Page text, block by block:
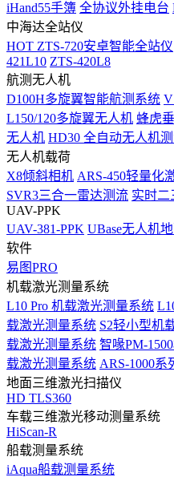
iHand55手簿 全协议外挂电台
中海达全站仪
HOT ZTS-720安卓智能全站仪
421L10 ZTS-420L8
航测无人机
D100H多旋翼智能航测系统
L150/120多旋翼无人机 蜂虎
无人机 HD30 全自动无人机
无人机载荷
X8倾斜相机 ARS-450轻量化
SVR3三合一雷达测流 实时二
UAV-PPK
UAV-381-PPK UBase无人机
软件
易图PRO
机载激光测量系统
L10 Pro 机载激光测量系统
载激光测量系统 S2轻小型机
载激光测量系统 智喙PM-
载激光测量系统 ARS-1000系
地面三维激光扫描仪
HD TLS360
车载三维激光移动测量系统
HiScan-R
船载测量系统
iAqua船载测量系统